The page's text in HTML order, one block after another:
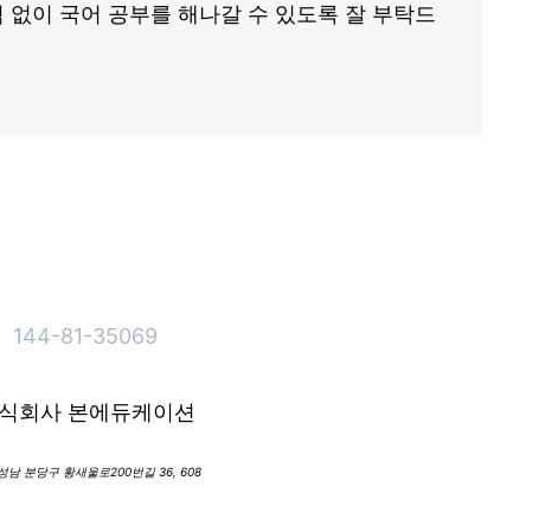
이 국어 공부를 해나갈 수 있도록 잘 부탁드
144-81-35069
회사 본에듀케이션
남 분당구 황새울로200번길 36, 608